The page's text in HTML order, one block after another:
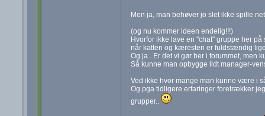
Men ja, man behøver jo slet ikke spille
(og nu kommer ideen endelig!!!)
Hvorfor ikke lave en "chat" gruppe her
når katten og kæresten er fuldstændig
Og ja.. Er det vi gør her i forummet, men
Så kunne man opbygge lidt manager-
Ved ikke hvor mange man kunne være i
Og pga tidligere erfaringer foretrækker
grupper..